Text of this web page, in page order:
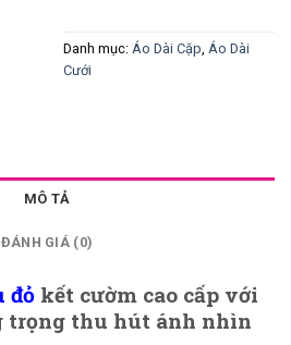
Danh mục: Áo Dài Cặp Áo Dài
Cưới
MÔ TẢ
ĐÁNH GIÁ (0)
đỏ kết cườm cao cấp với
trọng thu hút ánh nhìn